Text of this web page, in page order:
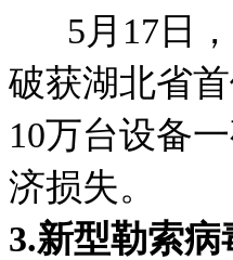
5月17日，
破获湖北省
10万台设备
济损失。
3.新型勒索